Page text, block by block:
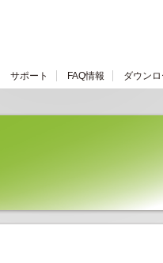
サポート FAQ情報 ダウン